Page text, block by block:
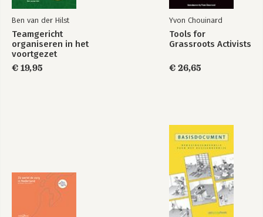
Ben van der Hilst
Teamgericht
organiseren in het
voortgezet
onderwijs
€ 19,95
Yvon Chouinard
Tools for
Grassroots Activists
€ 26,65